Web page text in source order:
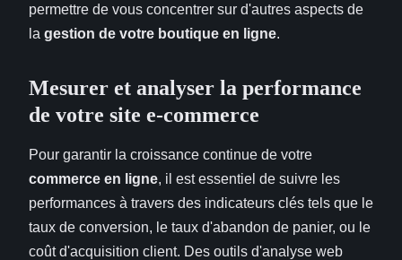
permettre de vous concentrer sur d'autres aspects de
la gestion de votre boutique en ligne.
Mesurer et analyser la performance
de votre site e-commerce
Pour garantir la croissance continue de votre
commerce en ligne, il est essentiel de suivre les
performances à travers des indicateurs clés tels que le
taux de conversion, le taux d'abandon de panier, ou le
coût d'acquisition client. Des outils d'analyse web